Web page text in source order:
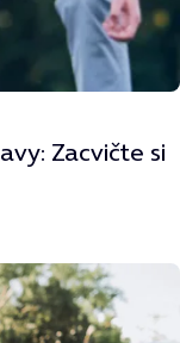
Zacvičte si